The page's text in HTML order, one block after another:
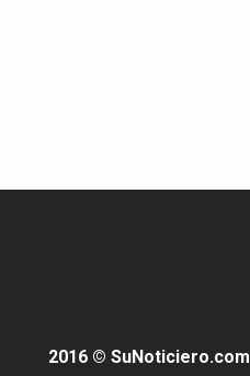
2016 © SuNoticiero.com